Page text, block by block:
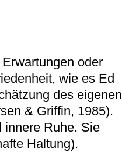
oder
wie es Ed
des eigenen
& Griffin, 1985).
innere Ruhe. Sie
Haltung).